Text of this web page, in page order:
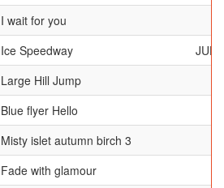
I wait for you
Ice Speedway
Large Hill Jump
Blue flyer Hello
Misty islet autumn birch 3
Fade with glamour